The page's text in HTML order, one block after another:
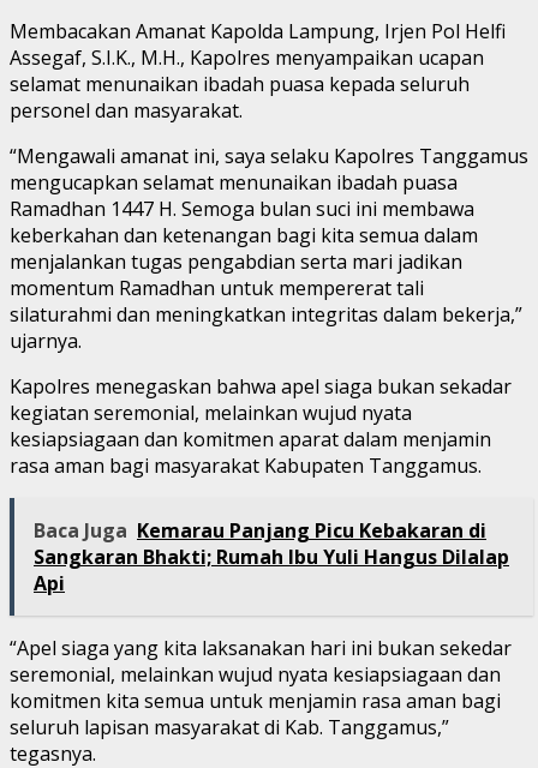
Membacakan Amanat Kapolda Lampung, Irjen Pol Helfi
Assegaf, S.I.K., M.H., Kapolres menyampaikan ucapan
selamat menunaikan ibadah puasa kepada seluruh
personel dan masyarakat.
“Mengawali amanat ini, saya selaku Kapolres Tanggamus
mengucapkan selamat menunaikan ibadah puasa
Ramadhan 1447 H. Semoga bulan suci ini membawa
keberkahan dan ketenangan bagi kita semua dalam
menjalankan tugas pengabdian serta mari jadikan
momentum Ramadhan untuk mempererat tali
silaturahmi dan meningkatkan integritas dalam bekerja,”
ujarnya.
Kapolres menegaskan bahwa apel siaga bukan sekadar
kegiatan seremonial, melainkan wujud nyata
kesiapsiagaan dan komitmen aparat dalam menjamin
rasa aman bagi masyarakat Kabupaten Tanggamus.
Baca Juga Kemarau Panjang Picu Kebakaran di
Sangkaran Bhakti; Rumah Ibu Yuli Hangus Dilalap
Api
“Apel siaga yang kita laksanakan hari ini bukan sekedar
seremonial, melainkan wujud nyata kesiapsiagaan dan
komitmen kita semua untuk menjamin rasa aman bagi
seluruh lapisan masyarakat di Kab. Tanggamus,”
tegasnya.